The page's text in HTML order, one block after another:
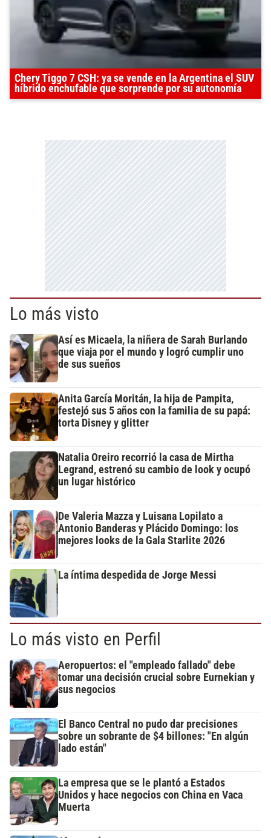
Chery Tiggo 7 CSH: ya se vende en la Argentina el SUV
híbrido enchufable que sorprende por su autonomía
Lo más visto
Así es Micaela, la niñera de Sarah Burlando
que viaja por el mundo y logró cumplir uno
de sus sueños
Anita García Moritán, la hija de Pampita,
festejó sus 5 años con la familia de su papá:
torta Disney y glitter
Natalia Oreiro recorrió la casa de Mirtha
Legrand, estrenó su cambio de look y ocupó
un lugar histórico
De Valeria Mazza y Luisana Lopilato a
Antonio Banderas y Plácido Domingo: los
mejores looks de la Gala Starlite 2026
La íntima despedida de Jorge Messi
Lo más visto en Perfil
Aeropuertos: el "empleado fallado" debe
tomar una decisión crucial sobre Eurnekian y
sus negocios
El Banco Central no pudo dar precisiones
sobre un sobrante de $4 billones: "En algún
lado están"
La empresa que se le plantó a Estados
Unidos y hace negocios con China en Vaca
Muerta